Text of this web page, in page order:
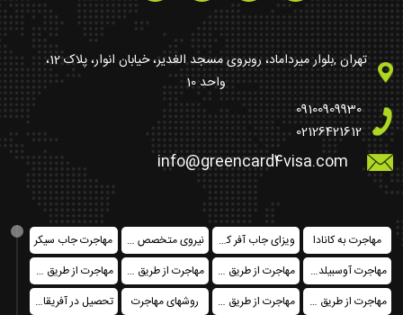
تهران ,بلوار میرداماد، روبروی مسجد الغدیر، خیابان انوار، پلاک 12،
واحد 10
09100909930
02126421612
info@greencard4visa.com
مهاجرت به کانادا ویزای جاب آفر کشورهای اروپایی نیروی متخصص در کانادا فدرال
مهاجرت جاب سیکر
مهاجرت آوسبیلدونگ
مهاجرت از طریق خرید ملک مهاجرت از طریق تمکن مالی
مهاجرت از طریق ثبت شرکت
مهاجرت از طریق سرمایه گذاری
مهاجرت از طریق اخذ پاسپورت یا حق شهروندی روشهای مهاجرت تحصیل در آفریقای جنوبی